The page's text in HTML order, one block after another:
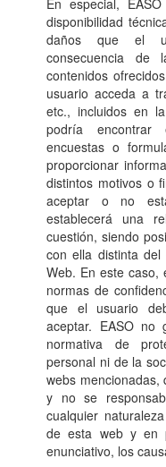
disponibilidad
daños que el
consecuencia
contenidos
usuario acceda a
etc., incluidos en
podría encontrar
encuestas o
proporcionar
distintos motivos o
aceptar o no
establecerá una
cuestión, siendo
con ella distinta
Web. En este
normas de
que el usuario
aceptar. EASO no
normativa de
personal ni de la
webs mencionadas,
y no se
cualquier
de esta web y en
enunciativo, los